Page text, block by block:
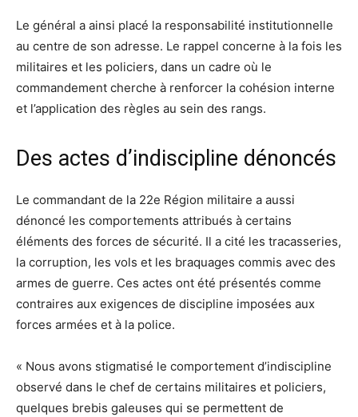
Le général a ainsi placé la responsabilité institutionnelle
au centre de son adresse. Le rappel concerne à la fois les
militaires et les policiers, dans un cadre où le
commandement cherche à renforcer la cohésion interne
et l’application des règles au sein des rangs.
Des actes d’indiscipline dénoncés
Le commandant de la 22e Région militaire a aussi
dénoncé les comportements attribués à certains
éléments des forces de sécurité. Il a cité les tracasseries,
la corruption, les vols et les braquages commis avec des
armes de guerre. Ces actes ont été présentés comme
contraires aux exigences de discipline imposées aux
forces armées et à la police.
« Nous avons stigmatisé le comportement d’indiscipline
observé dans le chef de certains militaires et policiers,
quelques brebis galeuses qui se permettent de